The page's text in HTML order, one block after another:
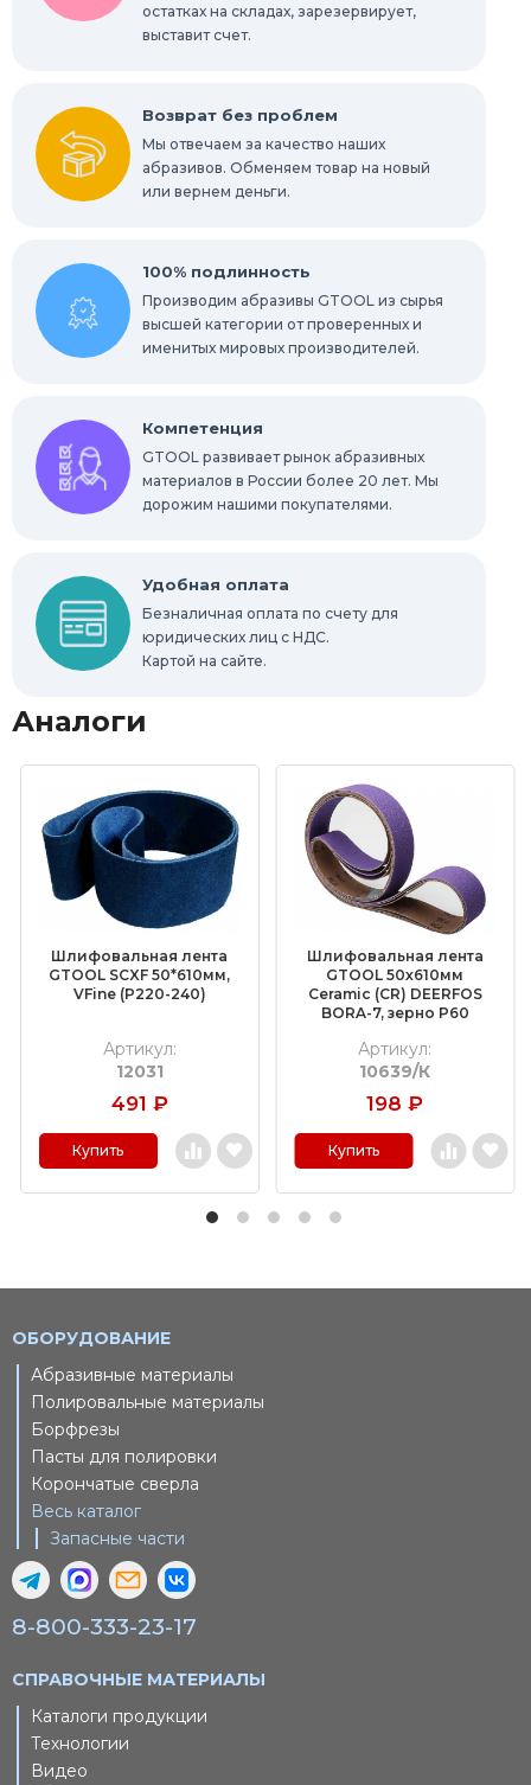
Абразивы для обработки труднодоступных
мест
остатках на складах, зарезервирует,
выставит счет.
Возврат без проблем
Мы отвечаем за качество наших
абразивов. Обменяем товар на новый
или вернем деньги.
100% подлинность
Производим абразивы GTOOL из сырья
высшей категории от проверенных и
именитых мировых производителей.
Компетенция
GTOOL развивает рынок абразивных
материалов в России более 20 лет. Мы
дорожим нашими покупателями.
Удобная оплата
Безналичная оплата по счету для
юридических лиц с НДС.
Картой на сайте.
Аналоги
Шлифовальная лента
GTOOL SCXF 50*610мм,
VFine (Р220-240)
Артикул:
12031
491 ₽
Купить
Шлифовальная лента
GTOOL 50х610мм
Ceramic (CR) DEERFOS
BORA-7, зерно P60
Артикул:
10639/К
198 ₽
Купить
ОБОРУДОВАНИЕ
Абразивные материалы
Полировальные материалы
Борфрезы
Пасты для полировки
Корончатые сверла
Весь каталог
Запасные части
8-800-333-23-17
СПРАВОЧНЫЕ МАТЕРИАЛЫ
Каталоги продукции
Технологии
Видео